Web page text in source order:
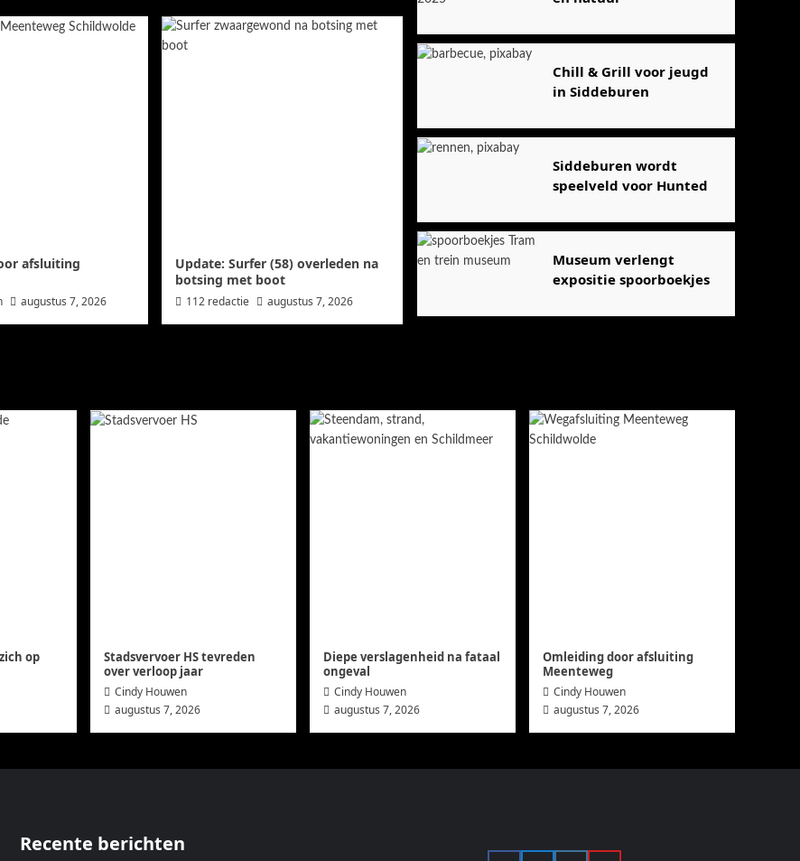
afsluiting
augustus 7, 2026
Update: Surfer (58) overleden na
botsing met boot
112 redactie augustus 7, 2026
Chill & Grill voor jeugd
in Siddeburen
Siddeburen wordt
speelveld voor Hunted
Museum verlengt
expositie spoorboekjes
op
Stadsvervoer HS tevreden
over verloop jaar
Cindy Houwen
augustus 7, 2026
Diepe verslagenheid na fataal
ongeval
Cindy Houwen
augustus 7, 2026
Omleiding door afsluiting
Meenteweg
Cindy Houwen
augustus 7, 2026
Recente berichten